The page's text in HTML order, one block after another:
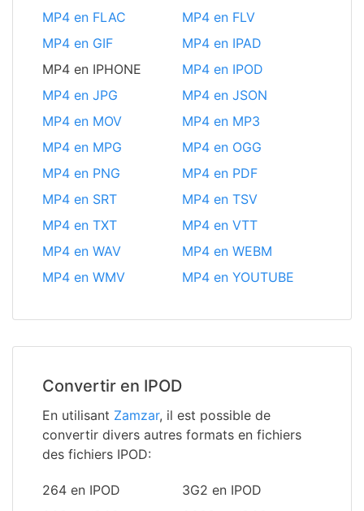
MP4 en FLAC
MP4 en FLV
MP4 en GIF
MP4 en IPAD
MP4 en IPHONE
MP4 en IPOD
MP4 en JPG
MP4 en JSON
MP4 en MOV
MP4 en MP3
MP4 en MPG
MP4 en OGG
MP4 en PNG
MP4 en PDF
MP4 en SRT
MP4 en TSV
MP4 en TXT
MP4 en VTT
MP4 en WAV
MP4 en WEBM
MP4 en WMV
MP4 en YOUTUBE
Convertir en IPOD
En utilisant Zamzar, il est possible de
convertir divers autres formats en fichiers
des fichiers IPOD:
264 en IPOD
3G2 en IPOD